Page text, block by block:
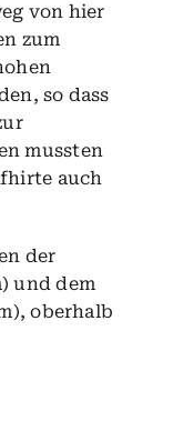
von hier
zum
so dass
mussten
auch
der
und dem
oberhalb